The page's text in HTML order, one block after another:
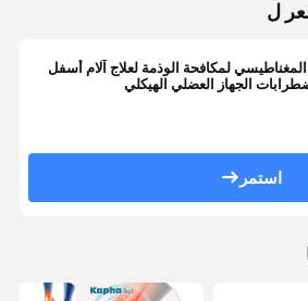
ل
المغناطيسي لمكافحة الوذمة لعلاج آلام أسفل
الجهاز العضلي الهيكلي
استمر